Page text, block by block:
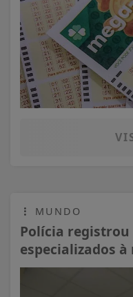
MUNDO
Polícia
especializados